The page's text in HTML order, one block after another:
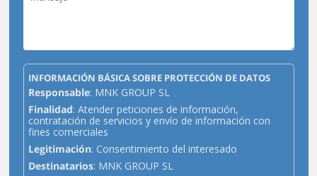
INFORMACIÓN BÁSICA SOBRE PROTECCIÓN DE DATOS
Responsable: MNK GROUP SL
Finalidad: Atender peticiones de información,
contratación de servicios y envío de información con
fines comerciales
Legitimación: Consentimiento del interesado
Destinatarios: MNK GROUP SL